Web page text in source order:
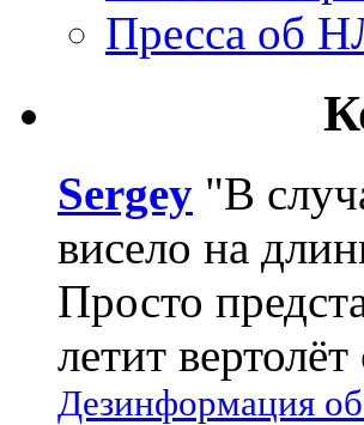
Пресса об
Sergey "В
висело на
Просто
летит
Дезинформация